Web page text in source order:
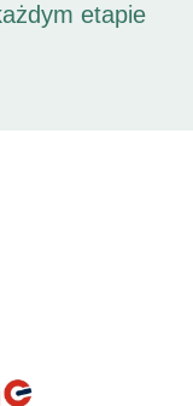
etapie